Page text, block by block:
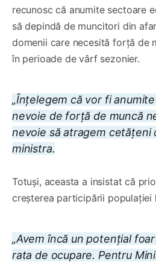
recunosc că anumite sectoare
să depindă de muncitori din
domenii care necesită forță de
în perioade de vârf sezonier.
„Înțelegem că vor fi
nevoie de forță de muncă
nevoie să atragem cetățeni
ministra.
Totuși, aceasta a insistat că
creșterea participării populației
„Avem încă un potențial
rata de ocupare. Pentru